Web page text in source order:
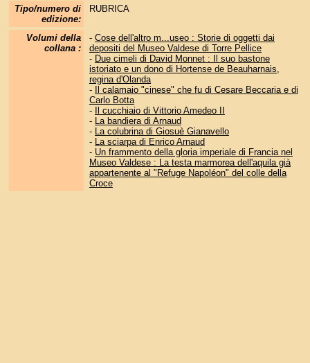
Tipo/numero di
edizione:
RUBRICA
Volumi della
collana :
- Cose dell'altro m...useo : Storie di oggetti dai
depositi del Museo Valdese di Torre Pellice
- Due cimeli di David Monnet : Il suo bastone
istoriato e un dono di Hortense de Beauharnais,
regina d'Olanda
-
Il calamaio "cinese" che fu di Cesare Beccaria e di
Carlo Botta
-
Il cucchiaio di Vittorio Amedeo II
- La bandiera di Arnaud
- La colubrina di Giosuè Gianavello
- La sciarpa di Enrico Arnaud
- Un frammento della gloria imperiale di Francia nel
Museo Valdese : La testa marmorea dell'aquila già
appartenente al "Refuge Napoléon" del colle della
Croce